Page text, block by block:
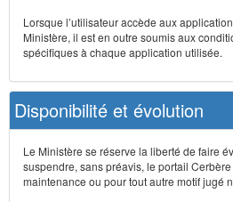
Lorsque l’utilisateur accède aux
Ministère, il est en outre soumis aux
spécifiques à chaque application utilisée.
Disponibilité et évolution
Le Ministère se réserve la liberté de faire
suspendre, sans préavis, le portail
maintenance ou pour tout autre motif jugé